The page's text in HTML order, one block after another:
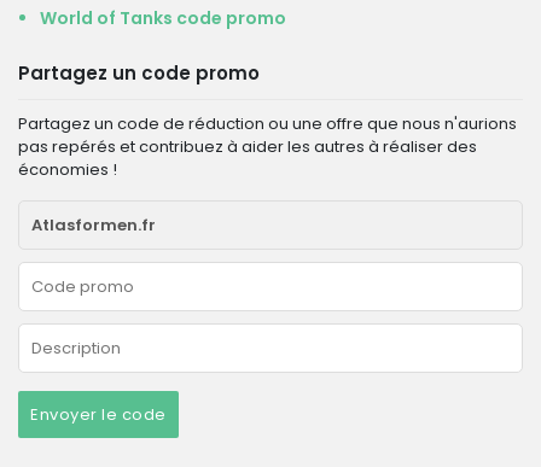
World of Tanks code promo
Partagez un code promo
Partagez un code de réduction ou une offre que nous n'aurions
pas repérés et contribuez à aider les autres à réaliser des
économies !
Envoyer le code